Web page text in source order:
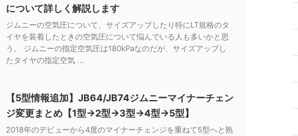
について詳しく解説します
ジムニーの空気圧について、サイズアップしたり特にLT規格のタ
イヤを装着したときの空気圧について悩んでいる人も多いかと思
う。 ジムニーの指定空気圧は180kPaなのだが、サイズアップし
たタイヤの指定空気 ...
【5型情報追加】JB64/JB74ジムニーマイナーチェン
ジ変更まとめ【1型→2型→3型→4型→5型】
2018年のデビューから4度のマイナーチェンジを重ねて5型へと熟